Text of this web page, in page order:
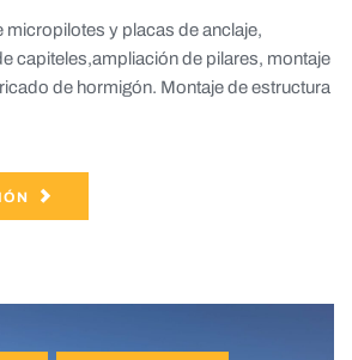
y placas de anclaje,
capiteles,ampliación de pilares, montaje
de hormigón. Montaje de estructura